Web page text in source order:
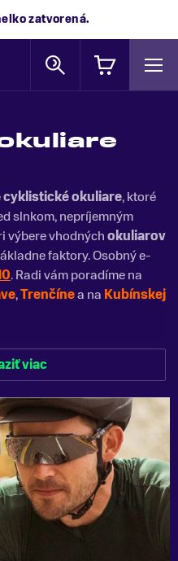
zatvorená.
cyklistické okuliare, ktoré
slnkom, nepríjemným
výbere vhodnýchokuliarov
faktory. Osobný e-
. Radi vám poradíme na
,Trenčínea na Kubínskej
viac
menej